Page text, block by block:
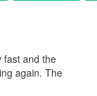
fast and the
again. The